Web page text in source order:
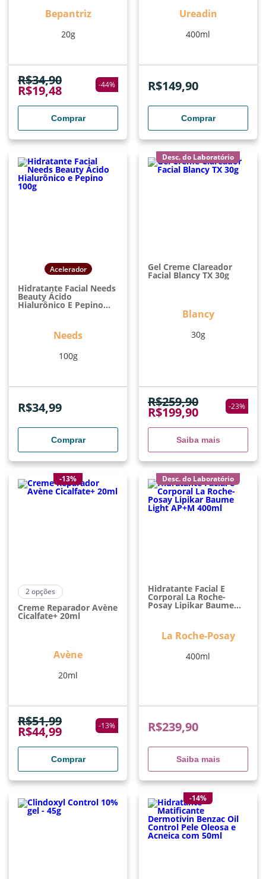
Bepantriz
20g
R$34,90
R$19,48 -44%
Comprar
Ureadin
400ml
R$149,90
Comprar
Acelerador
Hidratante Facial Needs
Beauty Ácido
Hialurônico E Pepino
Needs
100g
R$34,99
Comprar
Desc. do Laboratório
Gel Creme Clareador
Facial Blancy TX 30g
Blancy
30g
R$259,90
R$199,90 -23%
Saiba mais
-13%
2opções
Creme Reparador Avène
Cicalfate+ 20ml
Avène
20ml
R$51,99
R$44,99 -13%
Comprar
Desc. do Laboratório
Hidratante Facial E
Corporal La Roche-
Posay Lipikar Baume
Light AP+M 400ml
La Roche-Posay
400ml
R$239,90
Saiba mais
-14%